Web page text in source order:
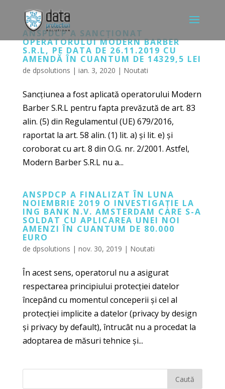
ANSPDCP A SANCȚIONAT
OPERATORULUI MODERN BARBER
S.R.L, PE DATA DE 26.11.2019 CU
AMENDĂ ÎN CUANTUM DE 14329,5 LEI
de dpsolutions | ian. 3, 2020 | Noutati
Sancțiunea a fost aplicată operatorului Modern
Barber S.R.L pentru fapta prevăzută de art. 83
alin. (5) din Regulamentul (UE) 679/2016,
raportat la art. 58 alin. (1) lit. a) și lit. e) și
coroborat cu art. 8 din O.G. nr. 2/2001. Astfel,
Modern Barber S.R.L nu a...
ANSPDCP A FINALIZAT ÎN LUNA
NOIEMBRIE 2019 O INVESTIGAȚIE LA
ING BANK N.V. AMSTERDAM CARE S-A
SOLDAT CU APLICAREA UNEI NOI
AMENZI ÎN CUANTUM DE 80.000
EURO
de dpsolutions | nov. 30, 2019 | Noutati
În acest sens, operatorul nu a asigurat
respectarea principiului protecției datelor
începând cu momentul conceperii și cel al
protecției implicite a datelor (privacy by design
și privacy by default), întrucât nu a procedat la
adoptarea de măsuri tehnice și...